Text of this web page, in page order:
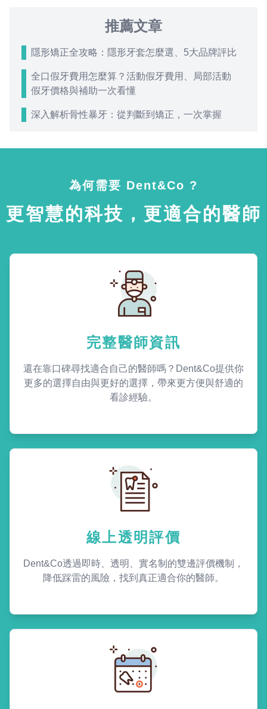
推薦文章
隱形矯正全攻略：隱形牙套怎麼選、5大品牌評比
全口假牙費用怎麼算？活動假牙費用、局部活動
假牙價格與補助一次看懂
深入解析骨性暴牙：從判斷到矯正，一次掌握
為何需要 Dent&Co ?
更智慧的科技，更適合的醫師
完整醫師資訊
還在靠口碑尋找適合自己的醫師嗎？Dent&Co提供你
更多的選擇自由與更好的選擇，帶來更方便與舒適的
看診經驗。
線上透明評價
Dent&Co透過即時、透明、實名制的雙邊評價機制，
降低踩雷的風險，找到真正適合你的醫師。